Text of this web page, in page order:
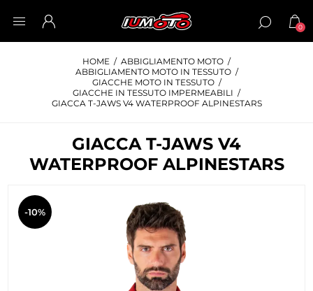
0
HOME / ABBIGLIAMENTO MOTO /
ABBIGLIAMENTO MOTO IN TESSUTO /
GIACCHE MOTO IN TESSUTO /
GIACCHE IN TESSUTO IMPERMEABILI /
GIACCA T-JAWS V4 WATERPROOF ALPINESTARS
GIACCA T-JAWS V4
WATERPROOF ALPINESTARS
-10%